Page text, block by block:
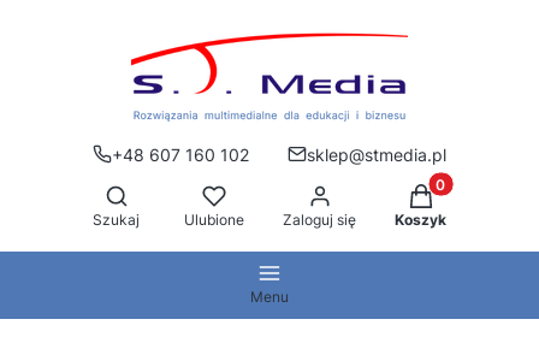
+48 607 160 102
sklep@stmedia.pl
Otwórz wyszukiwarkę
Szukaj Ulubione Zaloguj się
Produkty w
Koszyk
Menu